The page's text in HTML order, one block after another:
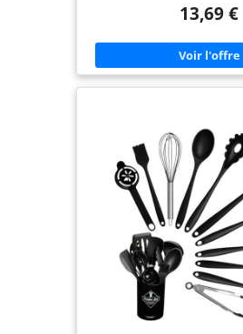
vous aider à effectuer
mais aussi un cadeau idéal
occasions. 🔥 Matériau de
résistant à la chaleur :
haute qualité, les ustensiles
respectueux de
ensemble sûr pour un usage
ergonomique pour plus de
ustensile dispose d'un design
permet une manipulation
utilisation efficace. Les
antidérapantes et offrent
d'utilisation agréable. Facile à
lave-vaisselle : le matériau en
nettoyer et passe au lave-
l'entretien des ustensiles.
pouvez simplement mettre les
lave-vaisselle ou les
Rangement Pratique & Gain de
est livré avec un porte-
13,69 €